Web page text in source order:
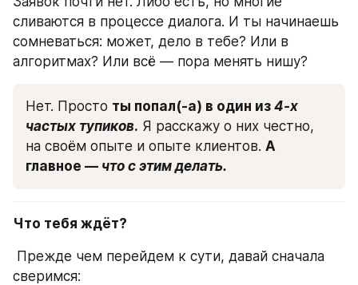
сливаются в процессе диалога. И ты начинаешь
сомневаться: может, дело в тебе? Или в
алгоритмах? Или всё — пора менять нишу?
Нет. Просто ты попал(-а) в один из 4-х
частых тупиков. Я расскажу о них честно,
на своём опыте и опыте клиентов. А
главное — что с этим делать.
Что тебя ждёт?
сверимся: